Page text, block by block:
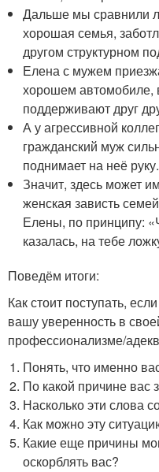
Дальше мы сравнили
хорошая семья,
другом структурном
Елена с мужем
хорошем автомобиле,
поддерживают друг
А у агрессивной
гражданский муж
поднимает на неё руку.
Значит, здесь может
женская зависть
Елены, по принципу:
казалась, на тебе
Поведём итоги:
Как стоит поступать,
вашу уверенность в
профессионализме/
Понять, что именно
По какой причине вас
Насколько эти слова
Как можно эту
Какие еще причины
оскорблять вас?